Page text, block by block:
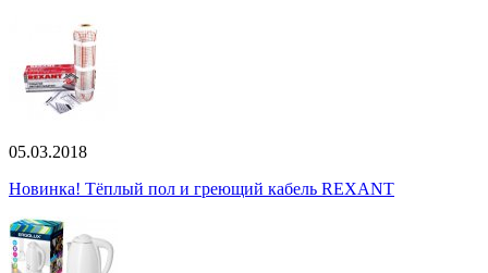
05.03.2018
Новинка! Тёплый пол и греющий кабель REXANT